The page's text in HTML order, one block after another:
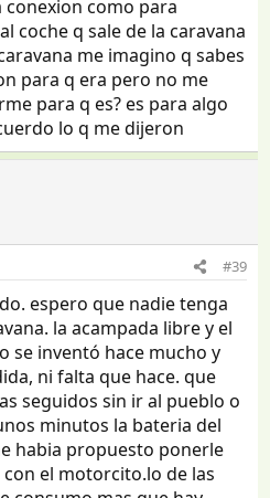
como para
coche q sale de la caravana
me imagino q sabes
para q era pero no me
para q es? es para algo
lo q me dijeron
#39
espero que nadie tenga
la acampada libre y el
se inventó hace mucho y
ni falta que hace. que
seguidos sin ir al pueblo o
minutos la bateria del
habia propuesto ponerle
el motorcito.lo de las